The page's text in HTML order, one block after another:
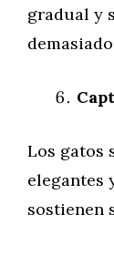
gradual y
Los gatos
elegantes
sostienen